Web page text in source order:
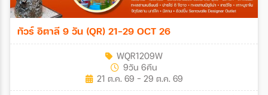
ทัวร์ อิตาลี 9 วัน (QR) 21-29 OCT 26
WQR1209W
9วัน 6คืน
21 ต.ค. 69 - 29 ต.ค. 69